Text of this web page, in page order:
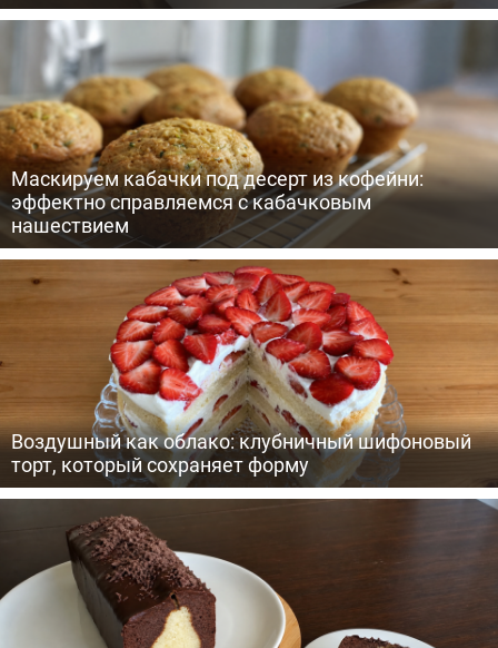
Маскируем кабачки под десерт из кофейни:
эффектно справляемся с кабачковым
нашествием
Воздушный как облако: клубничный шифоновый
торт, который сохраняет форму